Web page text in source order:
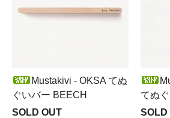
Mustakivi - OKSA てぬ
ぐいバー BEECH
SOLD OUT
てぬ
SOLD